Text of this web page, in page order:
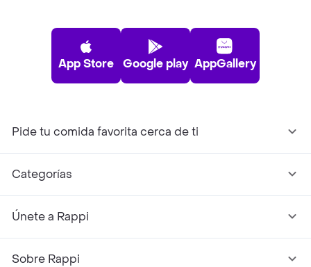
App Store Google play AppGallery
Pide tu comida favorita cerca de ti
Categorías
Únete a Rappi
Sobre Rappi